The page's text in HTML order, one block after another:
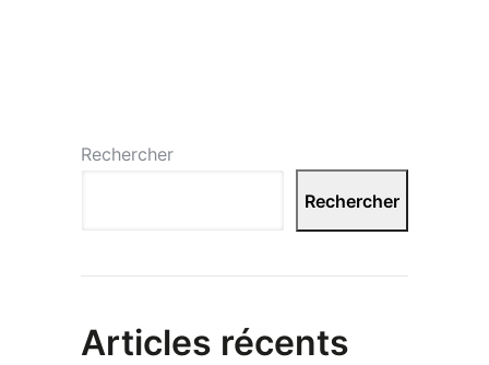
Rechercher
Rechercher
Articles récents